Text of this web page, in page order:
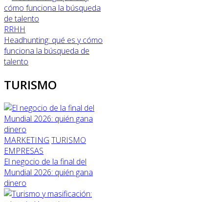
RRHH
Headhunting: qué es y cómo
funciona la búsqueda de
talento
TURISMO
MARKETING TURISMO
EMPRESAS
El negocio de la final del
Mundial 2026: quién gana
dinero